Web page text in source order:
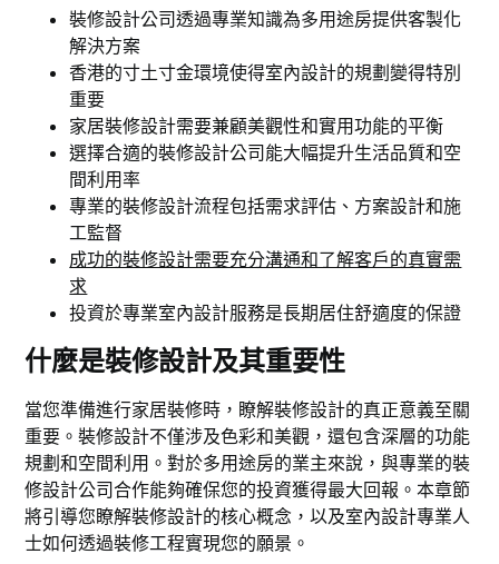
裝修設計公司透過專業知識為多用途房提供客製化
解決方案
香港的寸土寸金環境使得室內設計的規劃變得特別
重要
家居裝修設計需要兼顧美觀性和實用功能的平衡
選擇合適的裝修設計公司能大幅提升生活品質和空
間利用率
專業的裝修設計流程包括需求評估、方案設計和施
工監督
成功的裝修設計需要充分溝通和了解客戶的真實需
求
投資於專業室內設計服務是長期居住舒適度的保證
什麼是裝修設計及其重要性
當您準備進行家居裝修時，瞭解裝修設計的真正意義至關
重要。裝修設計不僅涉及色彩和美觀，還包含深層的功能
規劃和空間利用。對於多用途房的業主來說，與專業的裝
修設計公司合作能夠確保您的投資獲得最大回報。本章節
將引導您瞭解裝修設計的核心概念，以及室內設計專業人
士如何透過裝修工程實現您的願景。